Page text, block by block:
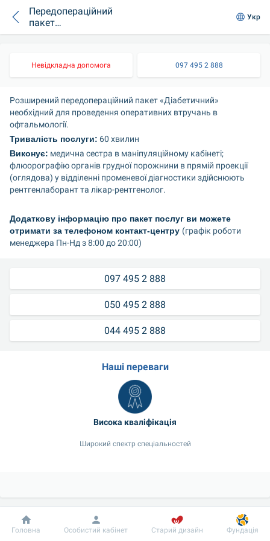
Передопераційний
пакет
«Діабетичний».
Укр
Невідкладна допомога 097 495 2 888
Розширений передопераційний пакет «Діабетичний»
необхідний для проведення оперативних втручань в
офтальмології.
Тривалість послуги: 60 хвилин
Виконує: медична сестра в маніпуляційному кабінеті;
флюорографію органів грудної порожнини в прямій проекції
(оглядова) у відділенні променевої діагностики здійснюють
рентгенлаборант та лікар-рентгенолог.
Додаткову інформацію про пакет послуг ви можете
отримати за телефоном контакт-центру (графік роботи
менеджера Пн-Нд з 8:00 до 20:00)
097 495 2 888
050 495 2 888
044 495 2 888
Наші переваги
Висока кваліфікація
Широкий спектр спеціальностей
Добробут Інформація Пацієнту
Головна Особистий кабінет Старий дизайн Фундація